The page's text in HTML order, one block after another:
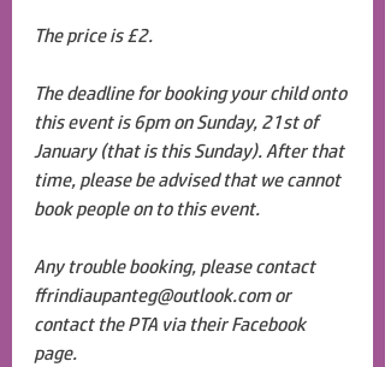
The price is £2.
The deadline for booking your child onto
this event is 6pm on Sunday, 21st of
January (that is this Sunday). After that
time, please be advised that we cannot
book people on to this event.
Any trouble booking, please contact
ffrindiaupanteg@outlook.com or
contact the PTA via their Facebook
page.